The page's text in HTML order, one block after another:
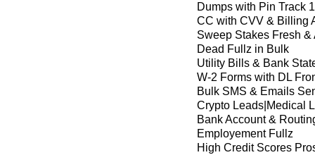
Dumps with Pin Track
CC with CVV & Billing
Sweep Stakes Fresh &
Dead Fullz in Bulk
Utility Bills & Bank
W-2 Forms with DL
Bulk SMS & Emails
Crypto Leads|Medical
Bank Account &
Employement Fullz
High Credit Scores